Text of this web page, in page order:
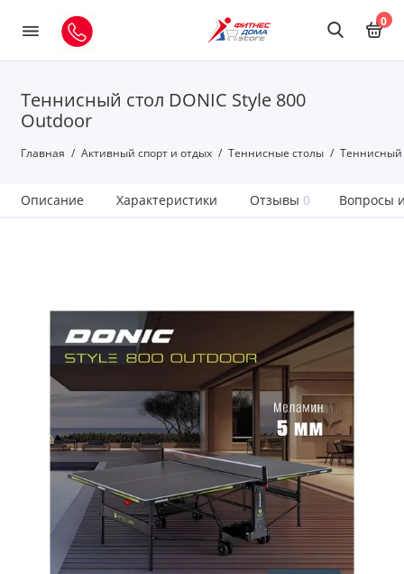
0
Теннисный стол DONIC Style 800
Outdoor
Главная Активный спорт и отдых Теннисные столы Теннисный
Описание Характеристики Отзывы 0 Вопросы